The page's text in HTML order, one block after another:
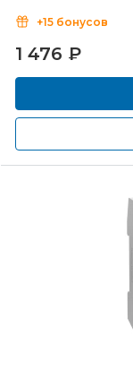
+15 бонусов
1 476 ₽